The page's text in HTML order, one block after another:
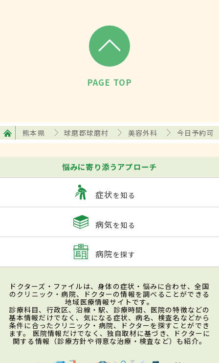
PAGE TOP
熊本県 球磨郡球磨村 美容外科 今日予約可
悩みに寄り添うアプローチ
症状を知る
病気を知る
病院を探す
ドクターズ・ファイルは、身体の症状・悩みに合わせ、全国
のクリニック・病院、ドクターの情報を調べることができる
地域医療情報サイトです。
診療科目、行政区、沿線・駅、診療時間、医院の特徴などの
基本情報だけでなく、気になる症状、病名、検査名などから
条件に合ったクリニック・病院、ドクターを探すことができ
ます。 医院情報だけでなく、独自取材に基づき、ドクターに
関する情報（診療方針や得意な治療・検査など）も紹介。